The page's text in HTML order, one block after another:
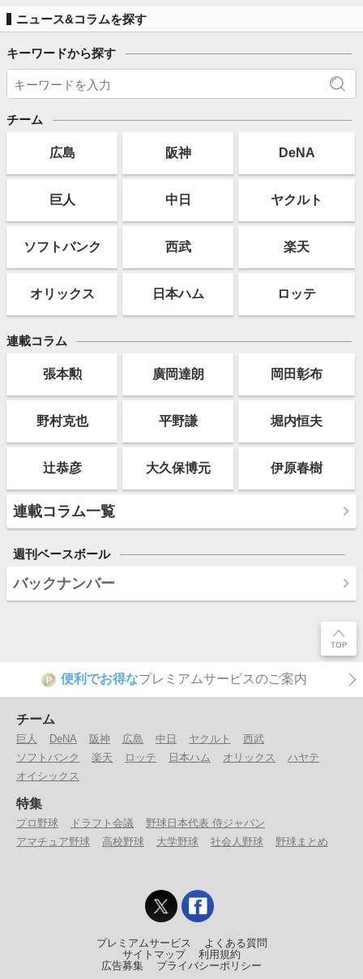
ニュース&コラムを探す
キーワードから探す
チーム
広島 阪神 DeNA
巨人 中日 ヤクルト
ソフトバンク 西武 楽天
オリックス 日本ハム ロッテ
連載コラム
張本勲 廣岡達朗 岡田彰布
野村克也 平野謙 堀内恒夫
辻恭彦 大久保博元 伊原春樹
連載コラム一覧
週刊ベースボール
バックナンバー
P 便利でお得なプレミアムサービスのご案内
チーム
巨人 DeNA 阪神 広島 中日 ヤクルト
西武
ソフトバンク
楽天 ロッテ 日本ハム オリックス
ハヤテ
オイシックス
特集
プロ野球 ドラフト会議
野球日本代表 侍ジャパン
アマチュア野球
高校野球 大学野球 社会人野球 野球まとめ
プレミアムサービス
よくある質問
サイトマップ
利用規約
広告募集
プライバシーポリシー